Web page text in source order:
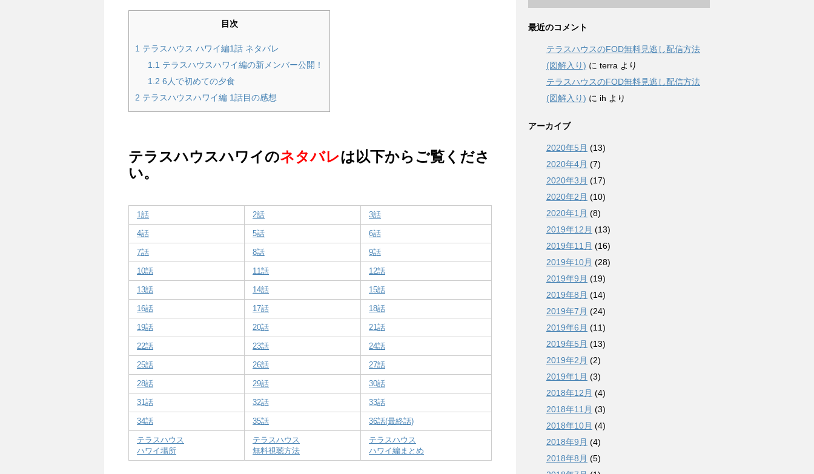
絶世の美女と大絶賛しているローレンサイさんと、
徳井義実さんが銀座久兵衛といじっている鮎澤悠介（あいざわゆうすけ）さんでしょうか？
1
テラスハウス ハワイ編1話 ネタバレ
1.1
2テラスハウスハワイ編 1話目の感想
テラスハウスハワイの
は以下からご覧くださ
い。
1話 2話 3話
4話 5話 6話
7話 8話 9話
10話 11話 12話
13話 14話 15話
16話 17話 18話
19話 20話 21話
22話 23話 24話
最近のコメント
テラスハウスのFOD無料見逃し配信方法
(図解入り) に terra より
テラスハウスのFOD無料見逃し配信方法
(図解入り) に ih より
アーカイブ
2020年5月 (13)
2020年4月 (7)
2020年3月 (17)
2020年2月 (10)
2020年1月 (8)
2019年12月 (13)
2019年11月 (16)
2019年10月 (28)
2019年9月 (19)
2019年8月 (14)
2019年7月 (24)
2019年6月 (11)
2019年5月 (13)
2019年2月 (2)
2019年1月 (3)
2018年12月 (4)
2018年11月 (3)
2018年10月 (4)
2018年9月 (4)
2018年8月 (5)